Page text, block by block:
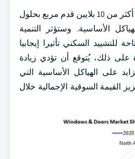
وسيولّد الجزء السكني الطلب على أكثر من 10 بلايين قدم مربع بحلول
الهياكل الأساسية. وستؤثر التنمية
للتشييد السكني تأثيرا إيجابيا
ذلك، يُتوقع أن تؤدي زيادة
على الهياكل الأساسية التي
القيمة السوقية الإجمالية خلال